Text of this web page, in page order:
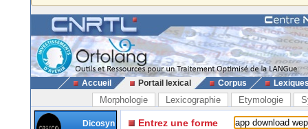
Accueil Portail lexical Corpus
Morphologie Lexicographie Etymologie
Dicosyn
Entrez une forme